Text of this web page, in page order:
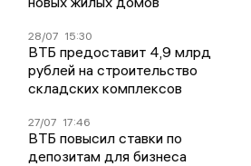
28/07 15:30
ВТБ предоставит 4,9 млрд
рублей на строительство
складских комплексов
27/07 17:46
ВТБ повысил ставки по
депозитам для бизнеса